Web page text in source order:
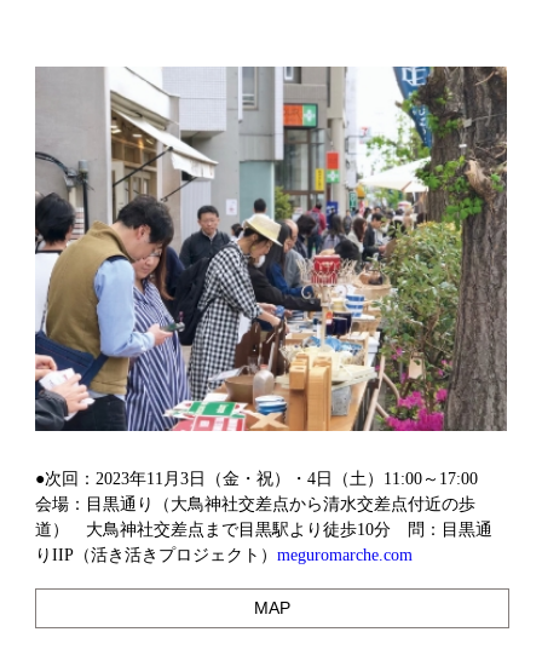
●次回：2023年11月3日（金・祝）・4日（土）11:00～17:00
会場：目黒通り（大鳥神社交差点から清水交差点付近の歩
道） 大鳥神社交差点まで目黒駅より徒歩10分 問：目黒通
りIIP（活き活きプロジェクト） meguromarche.com
MAP